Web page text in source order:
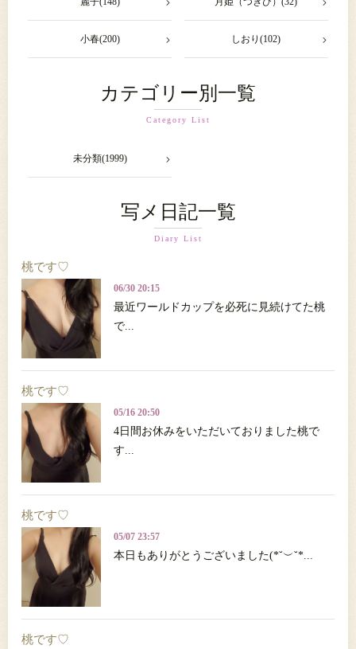
小春(200) しおり(102)
カテゴリー別一覧
Category List
未分類(1999)
写メ日記一覧
Diary List
桃です♡
06/30 20:15
最近ワールドカップを必死に見続けてた桃
で...
桃です♡
05/16 20:50
4日間お休みをいただいておりました桃で
す...
桃です♡
05/07 23:57
本日もありがとうございました(*˘︶˘*...
桃です♡